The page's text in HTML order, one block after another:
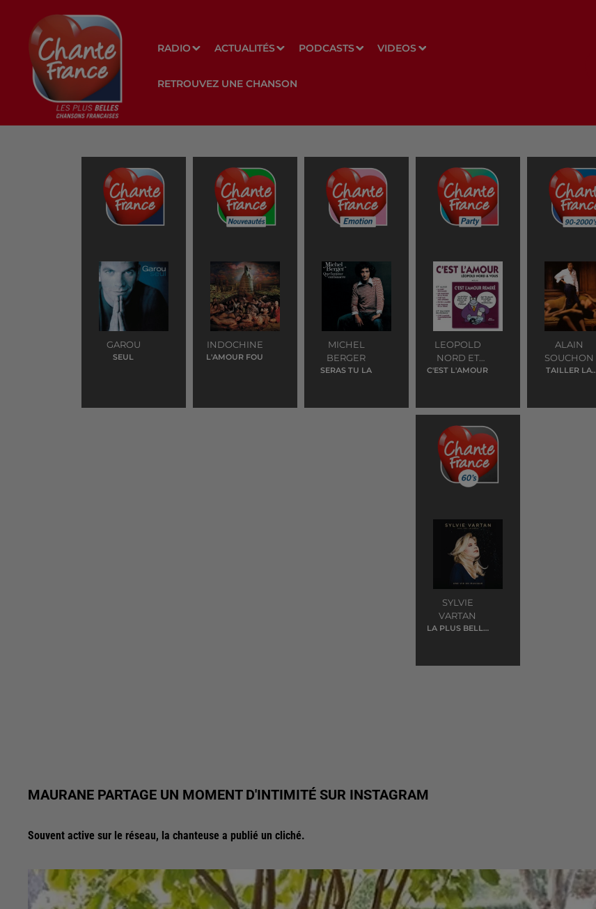
RADIO ACTUALITÉS PODCASTS VIDEOS
RETROUVEZ UNE CHANSON
GAROU
SEUL
INDOCHINE
L'AMOUR FOU
MICHEL
BERGER
SERAS TU LA
LEOPOLD
NORD ET
VOUS
C'EST L'AMOUR
ALAIN
SOUCHON
TAILLER LA
SYLVIE
VARTAN
LA PLUS BELLE
MAURANE PARTAGE UN MOMENT D'INTIMITÉ SUR INSTAGRAM
Souvent active sur le réseau, la chanteuse a publié un cliché.